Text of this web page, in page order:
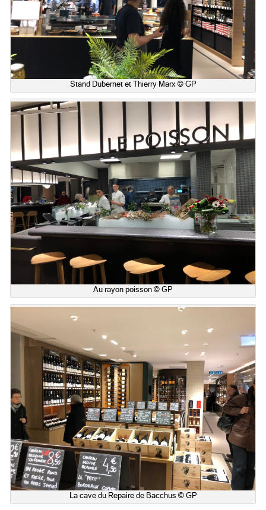
Stand Dubernet et Thierry Marx © GP
Au rayon poisson © GP
La cave du Repaire de Bacchus © GP